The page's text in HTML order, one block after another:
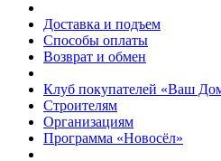
Доставка и подъем
Способы оплаты
Возврат и обмен
Клуб покупателей «Ваш
Строителям
Организациям
Программа «Новосёл»